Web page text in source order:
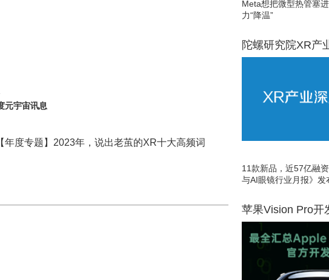
元宇宙讯息
【年度专题】2023年，说出老茧的XR十大高频词
Meta想把微型热管塞
力“降温”
陀螺研究院XR产
11款新品，近57亿融
与AI眼镜行业月报》发
苹果Vision Pro开